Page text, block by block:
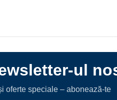
ul
oferte speciale – abonează-te